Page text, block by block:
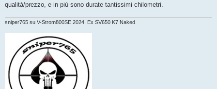
qualità/prezzo, e in più sono durate tantissimi chilometri.
sniper765 su V-Strom800SE 2024, Ex SV650 K7 Naked